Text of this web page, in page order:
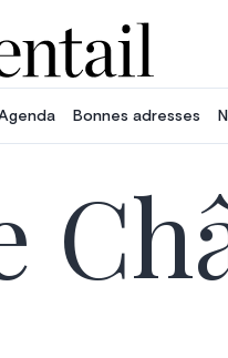
Bonnes adresses